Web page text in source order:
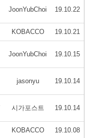
JoonYubChoi 19.10.22
KOBACCO 19.10.21
JoonYubChoi 19.10.15
jasonyu 19.10.14
시가포스트 19.10.14
KOBACCO 19.10.08